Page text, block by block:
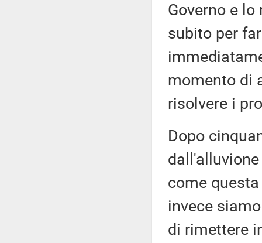
Governo e
subito per
momento di
risolvere i
Dopo
come
invece
di rimettere